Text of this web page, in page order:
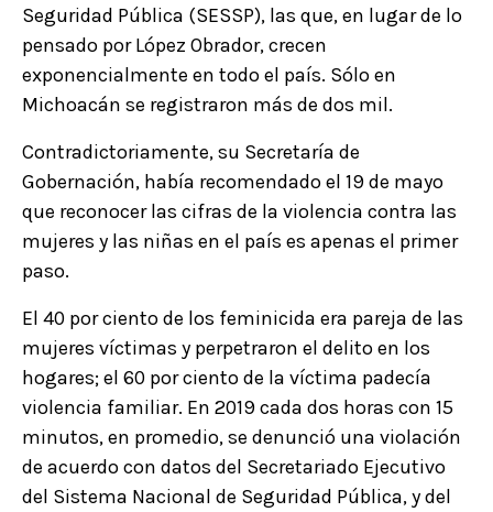
Seguridad Pública (SESSP), las que, en lugar de lo
pensado por López Obrador, crecen
exponencialmente en todo el país. Sólo en
Michoacán se registraron más de dos mil.
Contradictoriamente, su Secretaría de
Gobernación, había recomendado el 19 de mayo
que reconocer las cifras de la violencia contra las
mujeres y las niñas en el país es apenas el primer
paso.
El 40 por ciento de los feminicida era pareja de las
mujeres víctimas y perpetraron el delito en los
hogares; el 60 por ciento de la víctima padecía
violencia familiar. En 2019 cada dos horas con 15
minutos, en promedio, se denunció una violación
de acuerdo con datos del Secretariado Ejecutivo
del Sistema Nacional de Seguridad Pública, y del